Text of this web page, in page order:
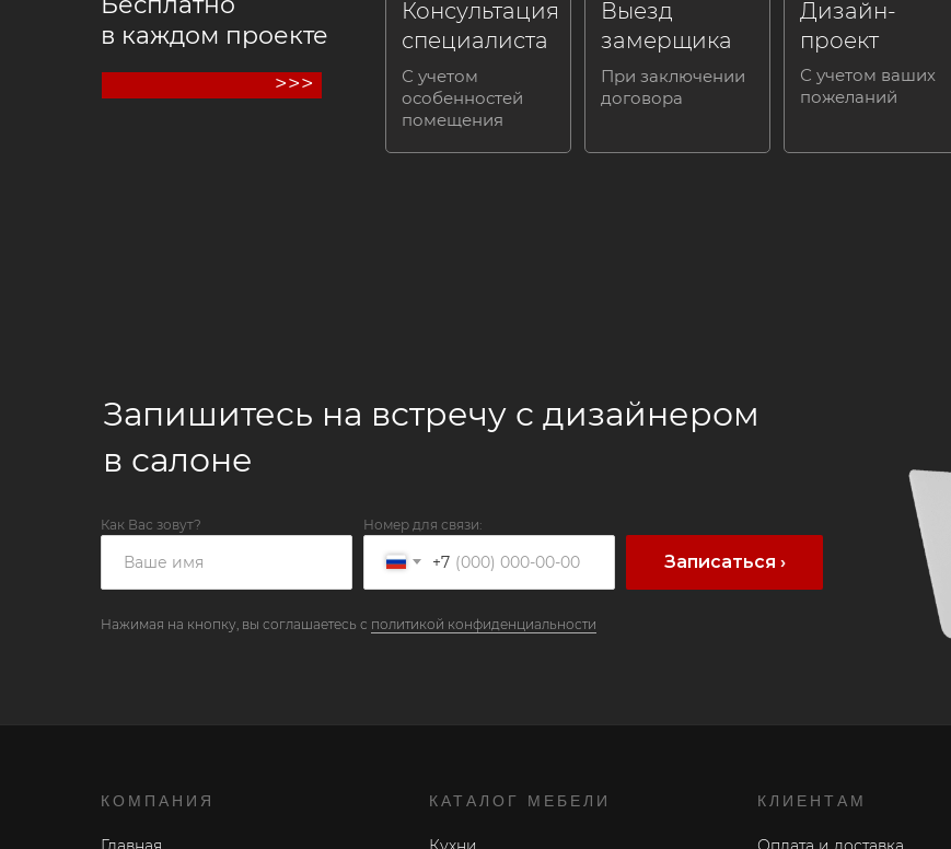
в каждом проекте
Выезд
замерщика
Дизайн-
проект
Консультация
специалиста
При заключении
договора
С учетом ваших
пожеланий
С учетом
особенностей
помещения
>>>
Как Вас зовут? Номер для связи:
+7 Записаться ›
Запишитесь на встречу с дизайнером
в салоне
Нажимая на кнопку, вы соглашаетесь с политикой конфиденциальности
КАТАЛОГ МЕБЕЛИ КЛИЕНТАМ
КОМПАНИЯ